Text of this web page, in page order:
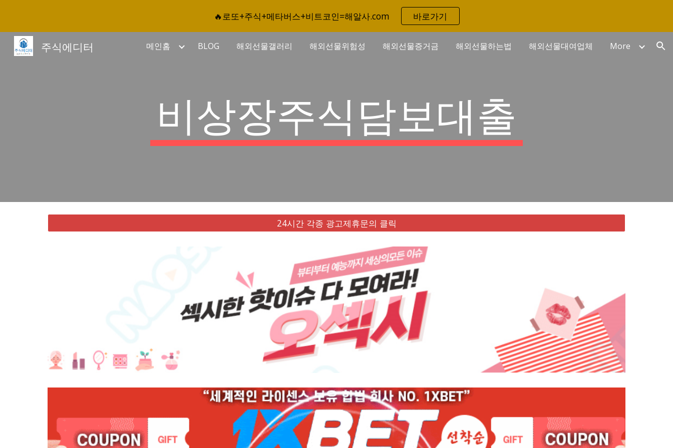
Skip to main content Skip to navigation
🔥로또+주식+메타버스+비트코인=해알사.com 바로가기
주식에디터 메인홈 BLOG 해외선물갤러리 해외선물위험성 해외선물증거금 해외선물하는법 해외선물대여업체 More
비상장주식담보대출
24시간 각종 광고제휴문의 클릭